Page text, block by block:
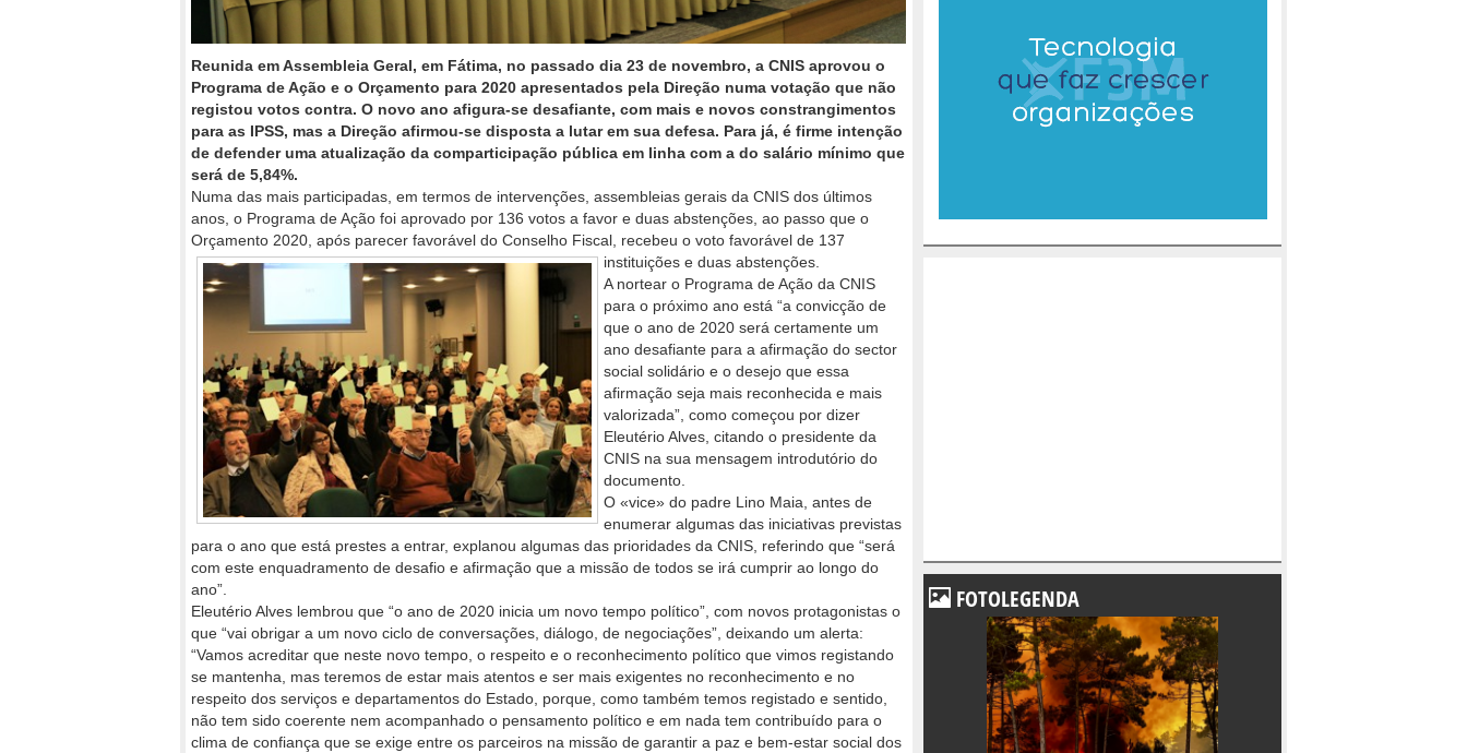
Reunida em Assembleia Geral, em Fátima, no passado dia 23 de novembro, a CNIS aprovou o
Programa de Ação e o Orçamento para 2020 apresentados pela Direção numa votação que não
registou votos contra. O novo ano afigura-se desafiante, com mais e novos constrangimentos
para as IPSS, mas a Direção afirmou-se disposta a lutar em sua defesa. Para já, é firme intenção
de defender uma atualização da comparticipação pública em linha com a do salário mínimo que
será de 5,84%.
Numa das mais participadas, em termos de intervenções, assembleias gerais da CNIS dos últimos
anos, o Programa de Ação foi aprovado por 136 votos a favor e duas abstenções, ao passo que o
Orçamento 2020, após parecer favorável do Conselho Fiscal, recebeu o voto favorável de 137
instituições e duas abstenções.
A nortear o Programa de Ação da CNIS
para o próximo ano está “a convicção de
que o ano de 2020 será certamente um
ano desafiante para a afirmação do sector
social solidário e o desejo que essa
afirmação seja mais reconhecida e mais
valorizada”, como começou por dizer
Eleutério Alves, citando o presidente da
CNIS na sua mensagem introdutório do
documento.
O «vice» do padre Lino Maia, antes de
enumerar algumas das iniciativas previstas
para o ano que está prestes a entrar, explanou algumas das prioridades da CNIS, referindo que “será
com este enquadramento de desafio e afirmação que a missão de todos se irá cumprir ao longo do
ano”.
Eleutério Alves lembrou que “o ano de 2020 inicia um novo tempo político”, com novos protagonistas o
que “vai obrigar a um novo ciclo de conversações, diálogo, de negociações”, deixando um alerta:
“Vamos acreditar que neste novo tempo, o respeito e o reconhecimento político que vimos registando
se mantenha, mas teremos de estar mais atentos e ser mais exigentes no reconhecimento e no
respeito dos serviços e departamentos do Estado, porque, como também temos registado e sentido,
não tem sido coerente nem acompanhado o pensamento político e em nada tem contribuído para o
clima de confiança que se exige entre os parceiros na missão de garantir a paz e bem-estar social dos
FOTOLEGENDA